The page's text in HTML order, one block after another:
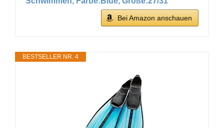
Bei Amazon anschauen
BESTSELLER NR. 4